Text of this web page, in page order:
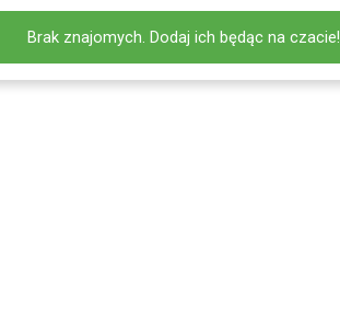
Brak znajomych. Dodaj ich będąc na czacie!